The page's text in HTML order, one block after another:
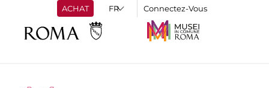
ACHAT Connectez-Vous